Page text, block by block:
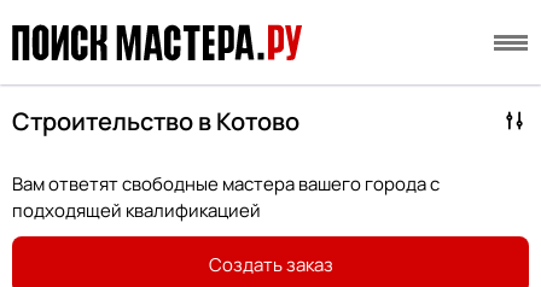
Строительство в Котово
Вам ответят свободные мастера вашего города с
подходящей квалификацией
Создать заказ